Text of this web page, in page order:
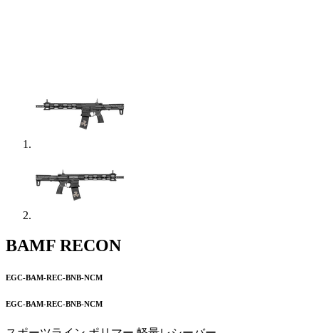
BAMF RECON
EGC-BAM-REC-BNB-NCM
EGC-BAM-REC-BNB-NCM